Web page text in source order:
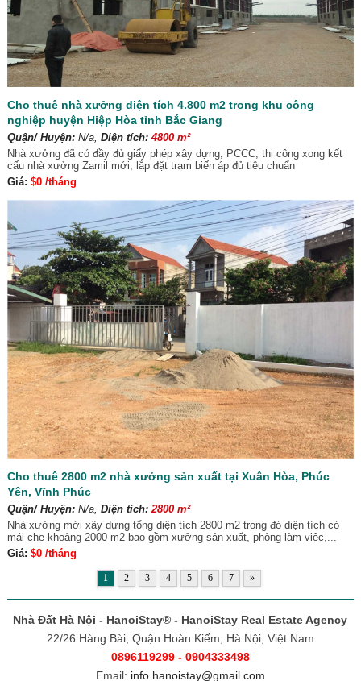
Cho thuê nhà xưởng diện tích 4.800 m2 trong khu công
nghiệp huyện Hiệp Hòa tỉnh Bắc Giang
Quận/ Huyện:N/a, Diện tích: 4800 m²
Nhà xưởng đã có đầy đủ giấy phép xây dựng, PCCC, thi công xong kết
cấu nhà xưởng Zamil mới, lắp đặt trạm biến áp đủ tiêu chuẩn
Giá: $0 /tháng
Cho thuê 2800 m2 nhà xưởng sản xuất tại Xuân Hòa, Phúc
Yên, Vĩnh Phúc
Quận/ Huyện:N/a, Diện tích: 2800 m²
Nhà xưởng mới xây dựng tổng diện tích 2800 m2 trong đó diện tích có
mái che khoảng 2000 m2 bao gồm xưởng sản xuất, phòng làm việc,...
Giá: $0 /tháng
1 2 3 4 5 6 7 »
Nhà Đất Hà Nội - HanoiStay® - HanoiStay Real Estate Agency
22/26 Hàng Bài, Quận Hoàn Kiếm, Hà Nội, Việt Nam
0896119299 - 0904333498
Email: info.hanoistay@gmail.com